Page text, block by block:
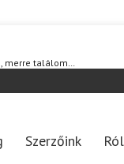
merre találom…
Szerzőink